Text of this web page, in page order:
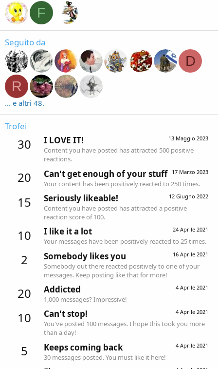
F
Seguito da
D
R
... e altri 48.
Trofei
30 13 Maggio 2023
I LOVE IT!
Content you have posted has attracted 500 positive
reactions.
20 17 Marzo 2023
Can't get enough of your stuff
Your content has been positively reacted to 250 times.
15 12 Giugno 2022
Seriously likeable!
Content you have posted has attracted a positive
reaction score of 100.
10 24 Aprile 2021
I like it a lot
Your messages have been positively reacted to 25 times.
2 16 Aprile 2021
Somebody likes you
Somebody out there reacted positively to one of your
messages. Keep posting like that for more!
20 4 Aprile 2021
Addicted
1,000 messages? Impressive!
10 4 Aprile 2021
Can't stop!
You've posted 100 messages. I hope this took you more
than a day!
5 4 Aprile 2021
Keeps coming back
30 messages posted. You must like it here!